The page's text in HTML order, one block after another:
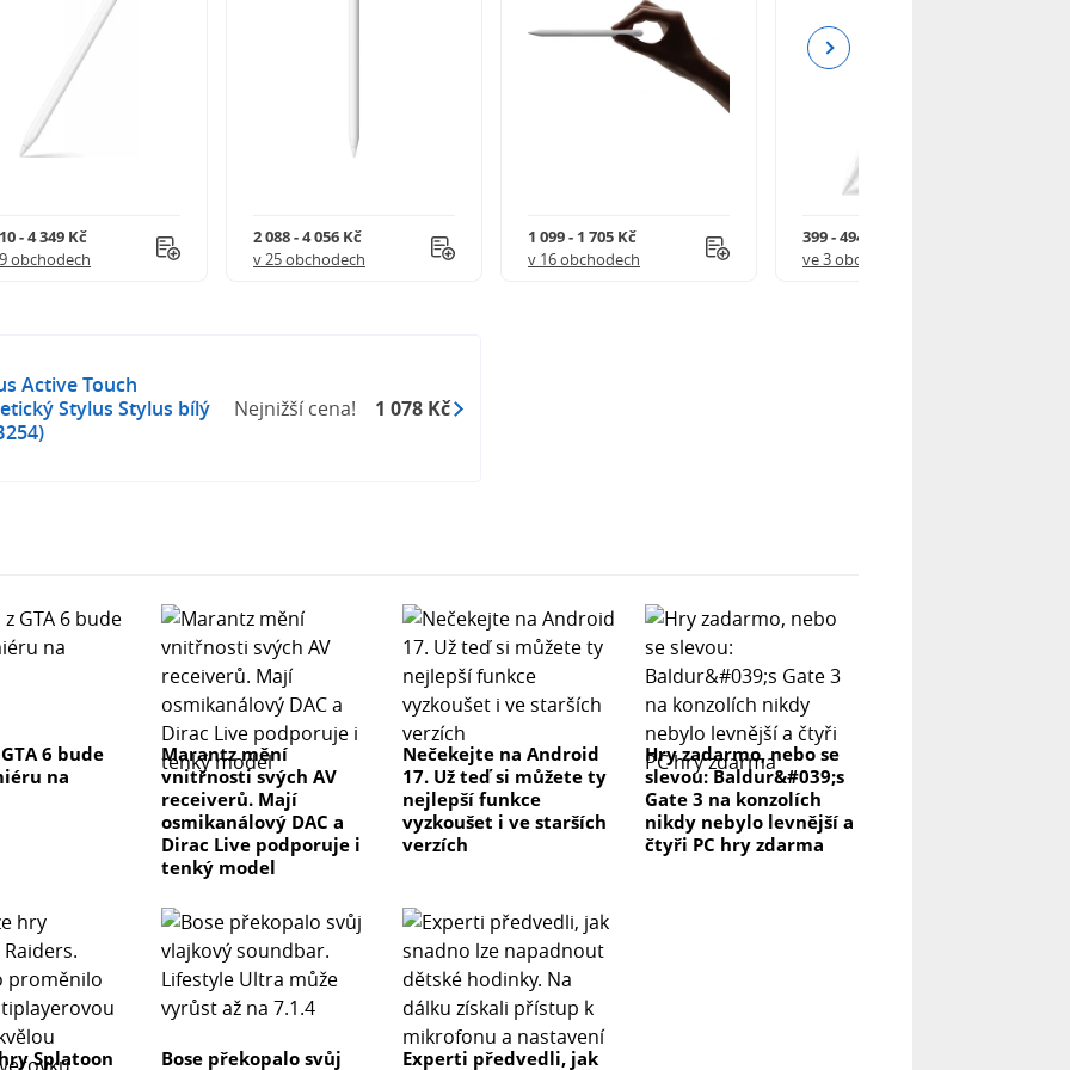
- 4 349 Kč
obchodech
2 088 - 4 056 Kč
v 25 obchodech
1 099 - 1 705 Kč
v 16 obchodech
399 - 494 Kč
ve 3 obchodech
Next
Active Touch
Stylus Stylus bílý
Nejnižší cena! 1 078 Kč
6 bude
na
Marantz mění
vnitřnosti svých AV
receiverů. Mají
osmikanálový DAC a
Dirac Live podporuje i
tenký model
Nečekejte na Android
17. Už teď si můžete ty
nejlepší funkce
vyzkoušet i ve starších
verzích
Hry zadarmo, nebo se
slevou: Baldur&#039;s
Gate 3 na konzolích
nikdy nebylo levnější a
čtyři PC hry zdarma
Splatoon
Bose překopalo svůj
Experti předvedli, jak